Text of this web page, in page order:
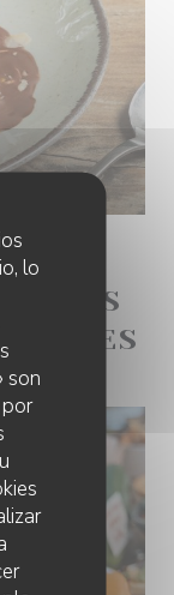
lo
son
TOUS